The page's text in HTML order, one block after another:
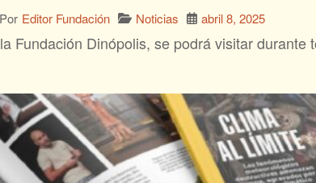
Por Editor Fundación Noticias abril 8, 2025
Fundación Dinópolis, se podrá visitar